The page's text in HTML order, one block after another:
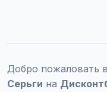
Добро пожаловать
Серьги на